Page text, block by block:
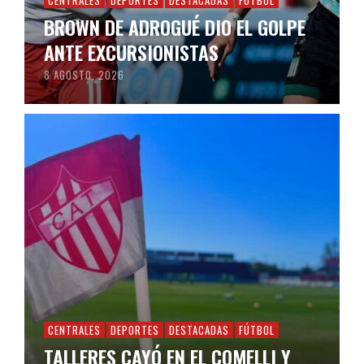
BROWN DE ADROGUÉ DIO EL GOLPE
ANTE EXCURSIONISTAS
8 AGOSTO, 2026
CENTRALES DEPORTES DESTACADAS FÚTBOL
TALLERES CAYÓ EN EL COMELLI Y